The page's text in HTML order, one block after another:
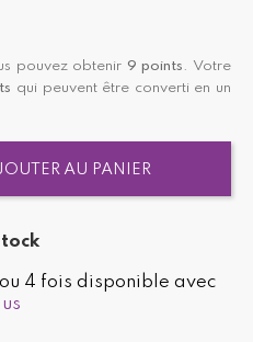
pouvez obtenir 9 points . Votre
qui peuvent être converti en un
AU PANIER
4 fois disponible avec